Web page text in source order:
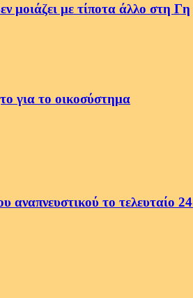
μοιάζει με τίποτα άλλο στη Γη
για το οικοσύστημα
αναπνευστικού το τελευταίο